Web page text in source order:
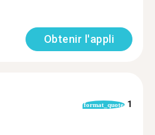
Obtenir l'appli
format_quote 1